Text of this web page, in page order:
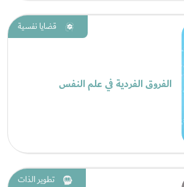
قضايا نفسية
الفروق الفردية في علم النفس
تطوير الذات